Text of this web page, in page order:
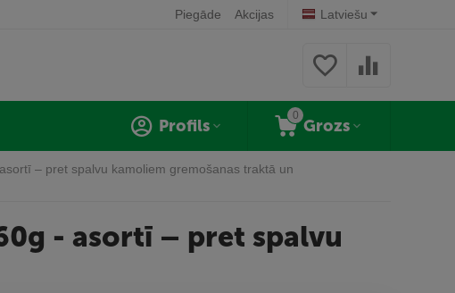
Latviešu
Piegāde Akcijas
0
Grozs
Profils
– pret spalvu kamoliem gremošanas traktā un
- asortī – pret spalvu